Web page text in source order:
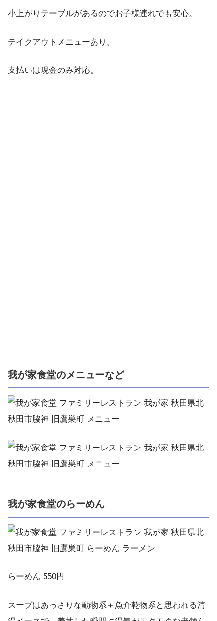
小上がりテーブルがあるのでお子様連れでも安心。
テイクアウトメニューあり。
支払いは現金のみ対応。
我が家食堂のメニューなど
我が家食堂のらーめん
らーめん 550円
スープはあっさりな動物系＋魚介乾物系と思われる清